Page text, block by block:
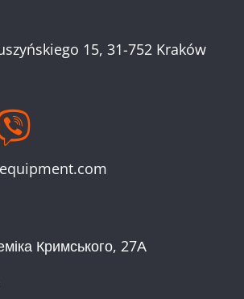
15, 31-752 Kraków
Кримського, 27А